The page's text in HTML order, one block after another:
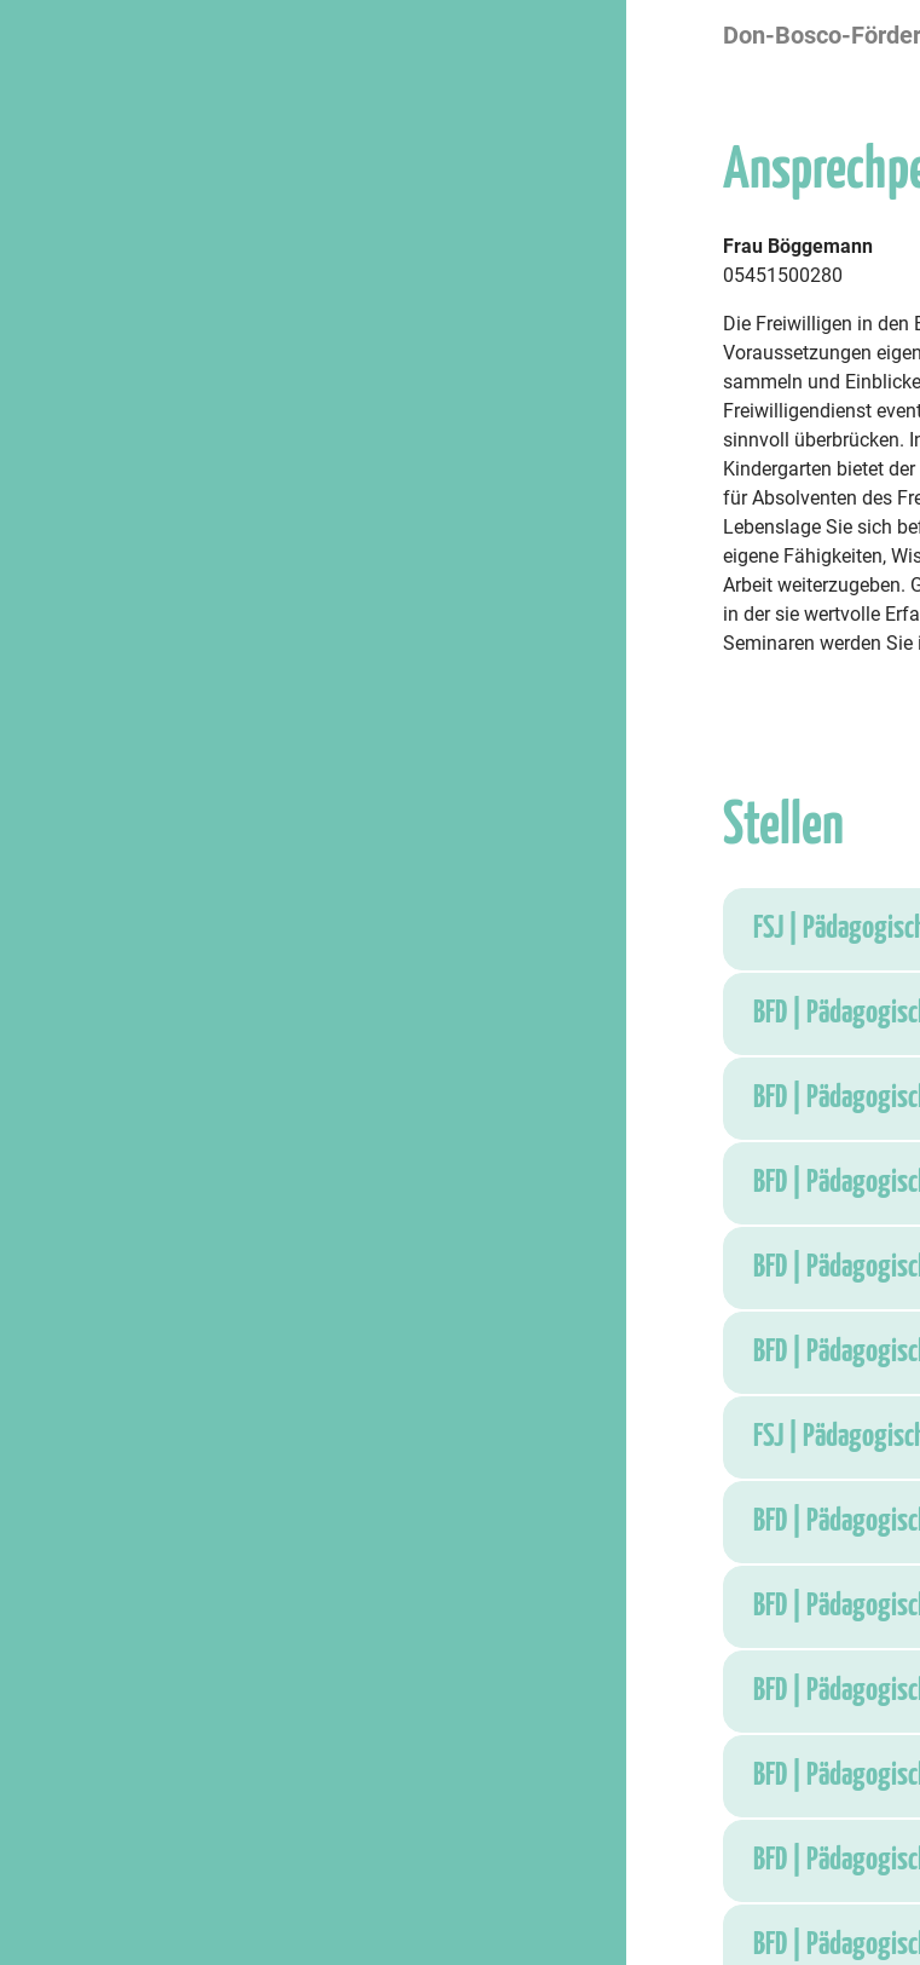
Don-Bosco-
Frau Böggemann
05451500280
Die Freiwilligen in den
Voraussetzungen
sammeln und
Freiwilligendienst
sinnvoll überbrücken.
Kindergarten bietet
für Absolventen des
Lebenslage Sie sich
eigene Fähigkeiten,
Arbeit weiterzugeben.
in der sie wertvolle
Seminaren werden
Stellen
FSJ |
BFD |
BFD |
BFD |
BFD |
BFD |
FSJ |
BFD |
BFD |
BFD |
BFD |
BFD |
BFD |